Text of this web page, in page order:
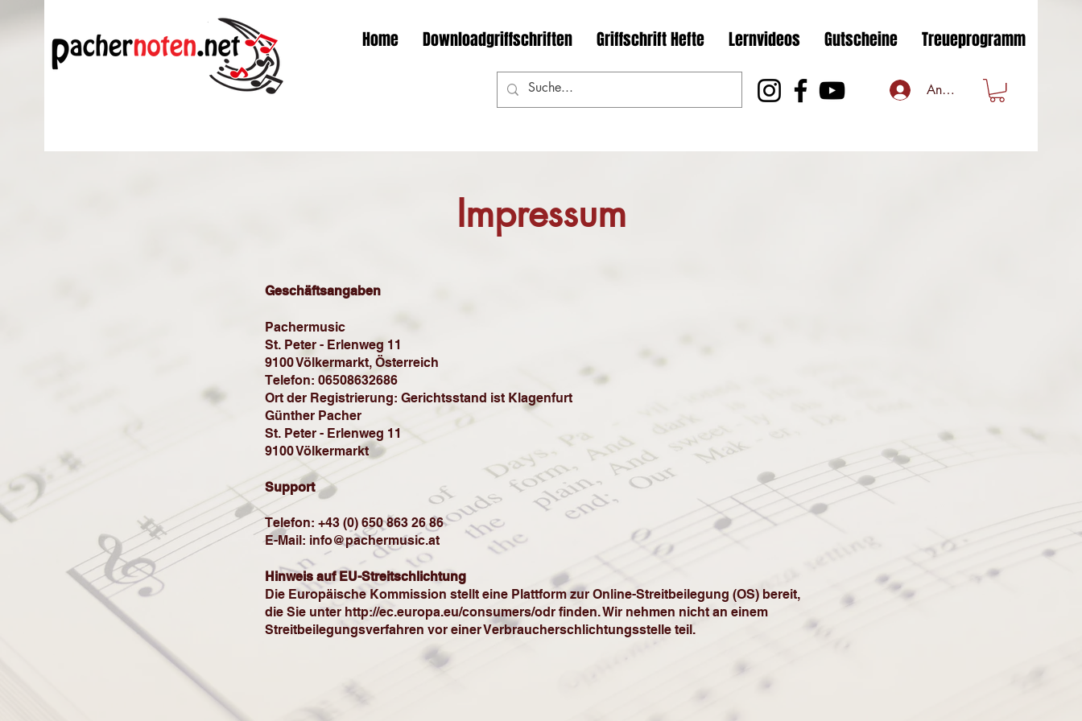
Home Downloadgriffschriften Griffschrift Hefte Lernvideos Gutscheine Treueprogramm
Anmelden
Impressum
Geschäftsangaben
Pachermusic
St. Peter - Erlenweg 11
9100 Völkermarkt, Österreich
Telefon: 06508632686
Ort der Registrierung: Gerichtsstand ist Klagenfurt
Günther Pacher
St. Peter - Erlenweg 11
9100 Völkermarkt
Support
Telefon: +43 (0) 650 863 26 86
E-Mail: info@pachermusic.at
Hinweis auf EU-Streitschlichtung
Die Europäische Kommission stellt eine Plattform zur Online-Streitbeilegung (OS) bereit,
die Sie unter http://ec.europa.eu/consumers/odr finden. Wir nehmen nicht an einem
Streitbeilegungsverfahren vor einer Verbraucherschlichtungsstelle teil.